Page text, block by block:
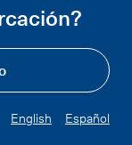
English Español